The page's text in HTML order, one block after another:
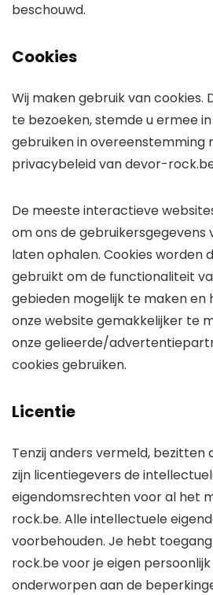
beschouwd.
Cookies
Wij maken gebruik van
te bezoeken, stemde u ermee
gebruiken in overeenstemming
privacybeleid van devor-
De meeste interactieve
om ons de gebruikersgegevens
laten ophalen. Cookies worden
gebruikt om de functionaliteit
gebieden mogelijk te maken en
onze website gemakkelijker te
onze gelieerde/
cookies gebruiken.
Licentie
Tenzij anders vermeld,
zijn licentiegevers de
eigendomsrechten voor al het
rock.be. Alle intellectuele
voorbehouden. Je hebt
rock.be voor je eigen
onderworpen aan de